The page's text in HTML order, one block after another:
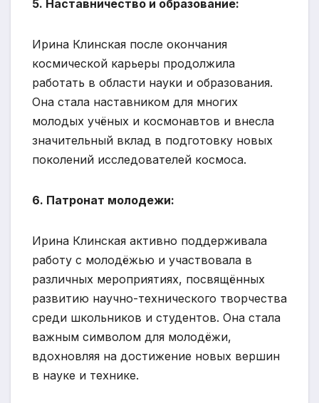
5. Наставничество и образование:
Ирина Клинская после окончания
космической карьеры продолжила
работать в области науки и образования.
Она стала наставником для многих
молодых учёных и космонавтов и внесла
значительный вклад в подготовку новых
поколений исследователей космоса.
6. Патронат молодежи:
Ирина Клинская активно поддерживала
работу с молодёжью и участвовала в
различных мероприятиях, посвящённых
развитию научно-технического творчества
среди школьников и студентов. Она стала
важным символом для молодёжи,
вдохновляя на достижение новых вершин
в науке и технике.